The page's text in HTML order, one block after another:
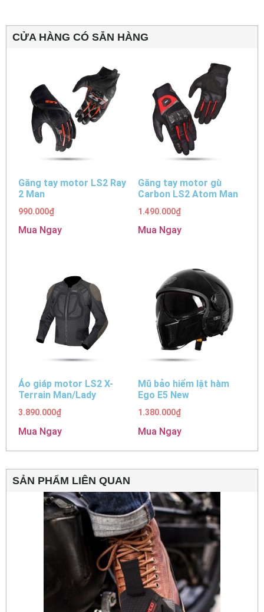
CỬA HÀNG CÓ SẴN HÀNG
Găng tay motor LS2 Ray
2 Man
990.000₫
Mua Ngay
Găng tay motor gù
Carbon LS2 Atom Man
1.490.000₫
Mua Ngay
Áo giáp motor LS2 X-
Terrain Man/Lady
3.890.000₫
Mua Ngay
Mũ bảo hiểm lật hàm
Ego E5 New
1.380.000₫
Mua Ngay
SẢN PHẨM LIÊN QUAN